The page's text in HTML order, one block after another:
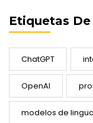
Etiquetas
ChatGPT
OpenAI
modelos de